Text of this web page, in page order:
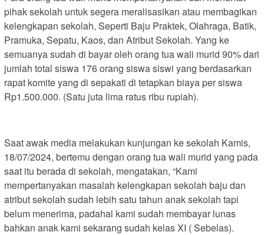
pihak sekolah untuk segera meralisasikan atau membagikan
kelengkapan sekolah, Seperti Baju Praktek, Olahraga, Batik,
Pramuka, Sepatu, Kaos, dan Atribut Sekolah. Yang ke
semuanya sudah di bayar oleh orang tua wali murid 90% dari
jumlah total siswa 176 orang siswa siswi yang berdasarkan
rapat komite yang di sepakati di tetapkan biaya per siswa
Rp1.500.000. (Satu juta lima ratus ribu rupiah).
Saat awak media melakukan kunjungan ke sekolah Kamis,
18/07/2024, bertemu dengan orang tua wali murid yang pada
saat itu berada di sekolah, mengatakan, “Kami
mempertanyakan masalah kelengkapan sekolah baju dan
atribut sekolah sudah lebih satu tahun anak sekolah tapi
belum menerima, padahal kami sudah membayar lunas
bahkan anak kami sekarang sudah kelas XI ( Sebelas).